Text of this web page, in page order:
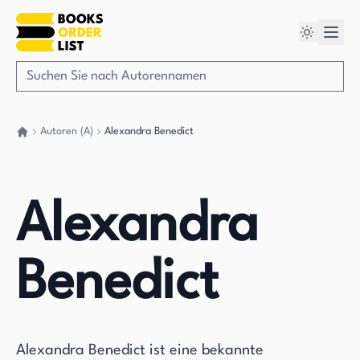
Autoren (A) Alexandra Benedict
Alexandra
Benedict
Alexandra Benedict ist eine bekannte